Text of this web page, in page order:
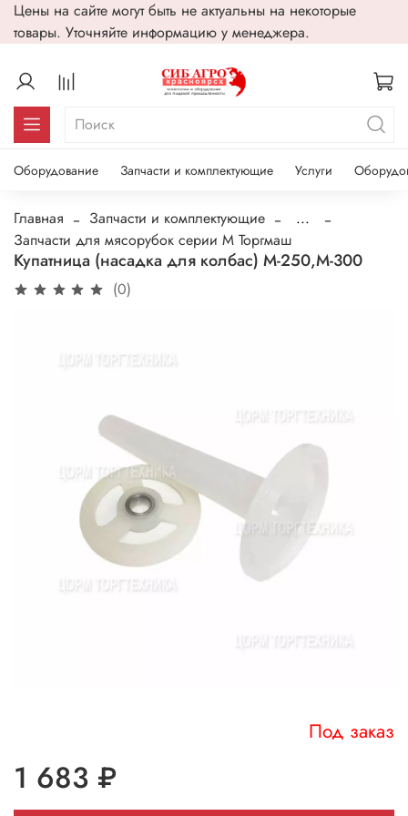
Цены на сайте могут быть не актуальны на некоторые
товары. Уточняйте информацию у менеджера.
Оборудование Запчасти и комплектующие Услуги
Главная Запчасти и комплектующие
...
Запчасти для мясорубок серии М Торгмаш
Купатница (насадка для колбас) М-250,М-300
(0)
Под заказ
1 683 ₽